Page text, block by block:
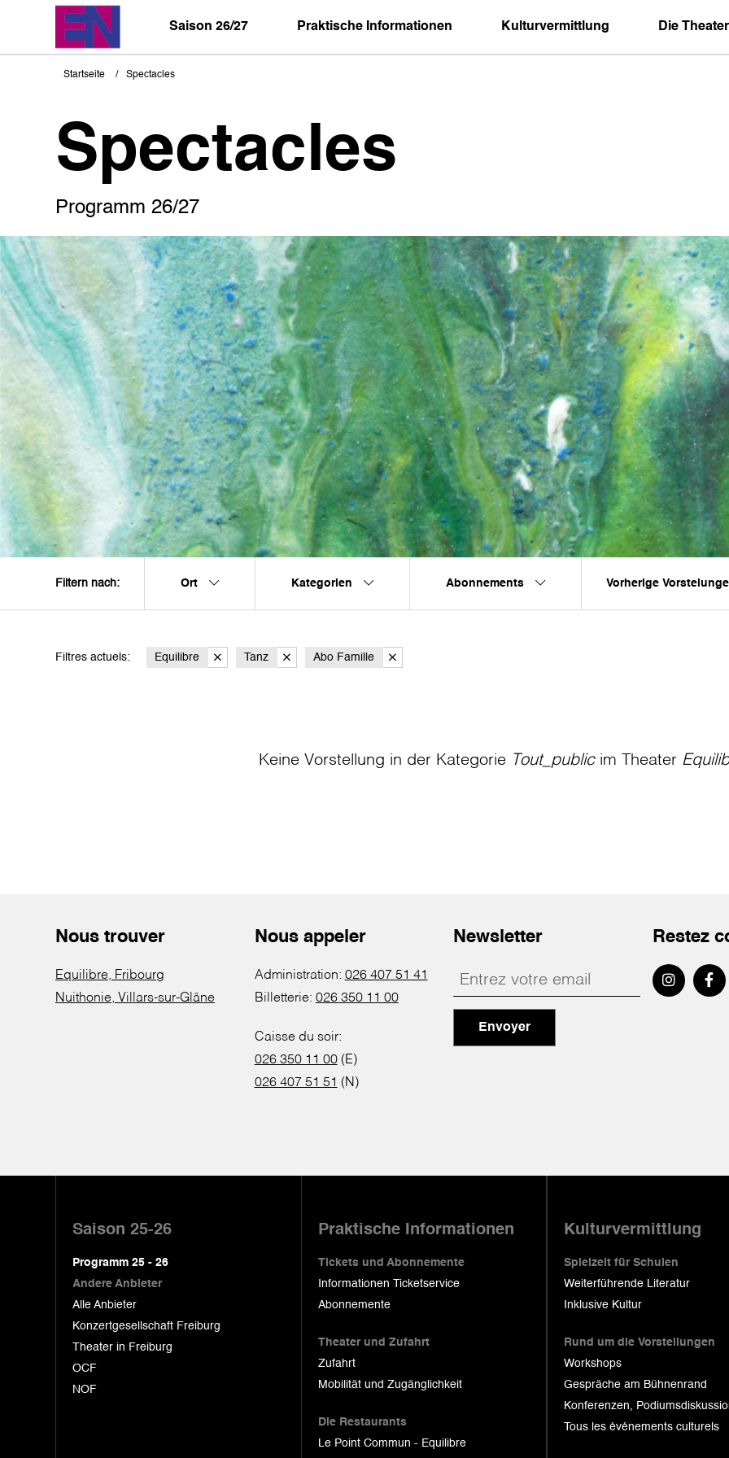
Saison 26/27 Praktische Informationen Kulturvermittlung Die Theater
Pfadnavigation
Startseite Spectacles
Spectacles
Programm 26/27
Filtern nach: Ort Kategorien Abonnements Vorherige
Filtres actuels: Equilibre Tanz Abo Famille
Keine Vorstellung in der Kategorie Tout_publicim Theater
Nous trouver
Equilibre, Fribourg
Nuithonie, Villars-sur-Glâne
Nous appeler
Administration: 026 407 51 41
Billetterie: 026 350 11 00
Caisse du soir:
026 350 11 00(E)
026 407 51 51 (N)
Newsletter
Envoyer
Restez
Saison 25-26
Programm 25 - 26
Andere Anbieter
Alle Anbieter
Konzertgesellschaft Freiburg
Theater in Freiburg
OCF
NOF
Praktische Informationen
Tickets und Abonnemente
Informationen Ticketservice
Abonnemente
Theater und Zufahrt
Zufahrt
Mobilität und Zugänglichkeit
Die Restaurants
Le Point Commun - Equilibre
Kulturvermittlung
Spielzeit für Schulen
Weiterführende Literatur
Inklusive Kultur
Rund um die Vorstellungen
Workshops
Gespräche am Bühnenrand
Konferenzen,
Tous les événements culturels